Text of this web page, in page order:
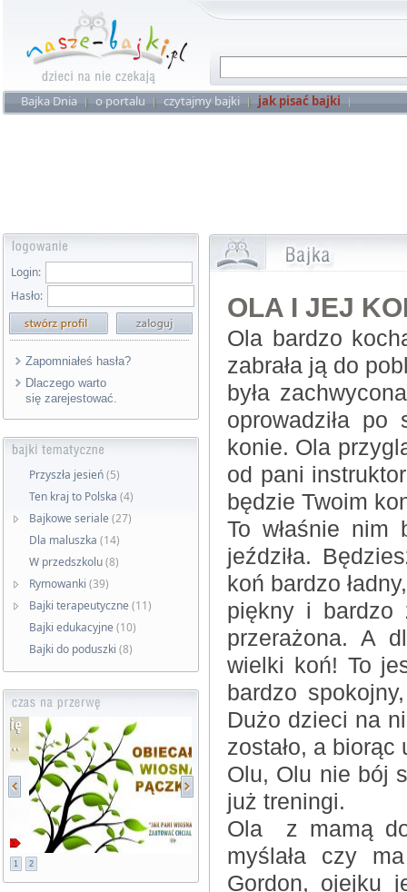
Bajka Dnia o portalu czytajmy bajki jak pisać bajki
Login:
Hasło:
Zapomniałeś hasła?
Dlaczego warto
się zarejestować.
Przyszła jesień(5)
Ten kraj to Polska (4)
Bajkowe seriale (27)
Dla maluszka (14)
W przedszkolu(8)
Rymowanki (39)
Bajki terapeutyczne (11)
Bajki edukacyjne (10)
Bajki do poduszki (8)
1 2
OLA I JEJ
Ola bardzo
zabrała ją do
była
oprowadziła
konie. Ola
od pani
będzie Twoim
To właśnie nim
jeździła.
koń bardzo
piękny i bardzo
przerażona. A
wielki koń! To
bardzo
Dużo dzieci na
zostało, a biorąc
Olu, Olu nie bój
już treningi.
Ola z mamą do
myślała czy
Gordon, ojejku